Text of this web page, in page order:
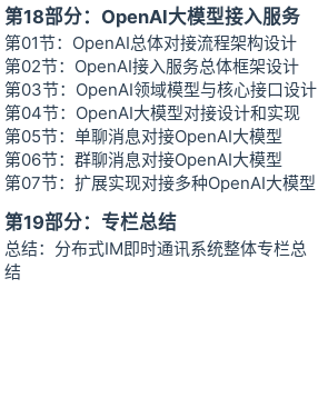
第18部分：OpenAI大模型接入服务
第01节：OpenAI总体对接流程架构设计
第02节：OpenAI接入服务总体框架设计
第03节：OpenAI领域模型与核心接口设计
第04节：OpenAI大模型对接设计和实现
第05节：单聊消息对接OpenAI大模型
第06节：群聊消息对接OpenAI大模型
第07节：扩展实现对接多种OpenAI大模型
第19部分：专栏总结
总结：分布式IM即时通讯系统整体专栏总
结